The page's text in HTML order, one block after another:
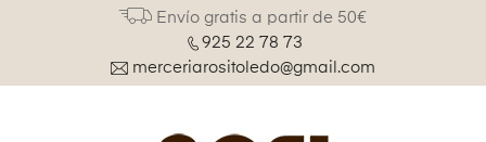
Envío gratis a partir de 50€
925 22 78 73
merceriarositoledo@gmail.com